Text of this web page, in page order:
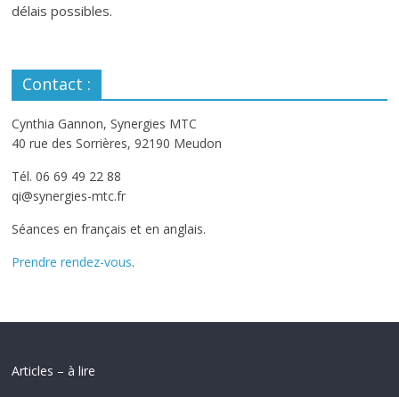
délais possibles.
Contact :
Cynthia Gannon, Synergies MTC
40 rue des Sorrières, 92190 Meudon
Tél. 06 69 49 22 88
qi@synergies-mtc.fr
Séances en français et en anglais.
Prendre rendez-vous.
Articles – à lire